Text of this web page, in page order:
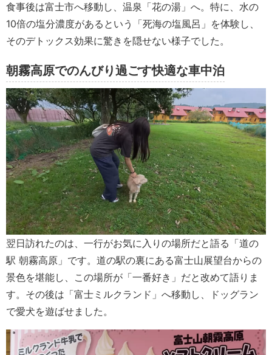
食事後は富士市へ移動し、温泉「花の湯」へ。特に、水の
10倍の塩分濃度があるという「死海の塩風呂」を体験し、
そのデトックス効果に驚きを隠せない様子でした。
朝霧高原でのんびり過ごす快適な車中泊
翌日訪れたのは、一行がお気に入りの場所だと語る「道の
駅 朝霧高原」です。道の駅の裏にある富士山展望台からの
景色を堪能し、この場所が「一番好き」だと改めて語りま
す。その後は「富士ミルクランド」へ移動し、ドッグラン
で愛犬を遊ばせました。